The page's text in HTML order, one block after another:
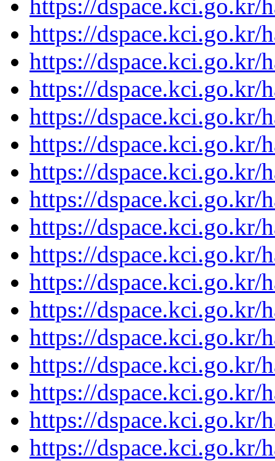
https://dspace.kci.go.kr/
https://dspace.kci.go.kr/
https://dspace.kci.go.kr/
https://dspace.kci.go.kr/
https://dspace.kci.go.kr/
https://dspace.kci.go.kr/
https://dspace.kci.go.kr/
https://dspace.kci.go.kr/
https://dspace.kci.go.kr/
https://dspace.kci.go.kr/
https://dspace.kci.go.kr/
https://dspace.kci.go.kr/
https://dspace.kci.go.kr/
https://dspace.kci.go.kr/
https://dspace.kci.go.kr/
https://dspace.kci.go.kr/
https://dspace.kci.go.kr/